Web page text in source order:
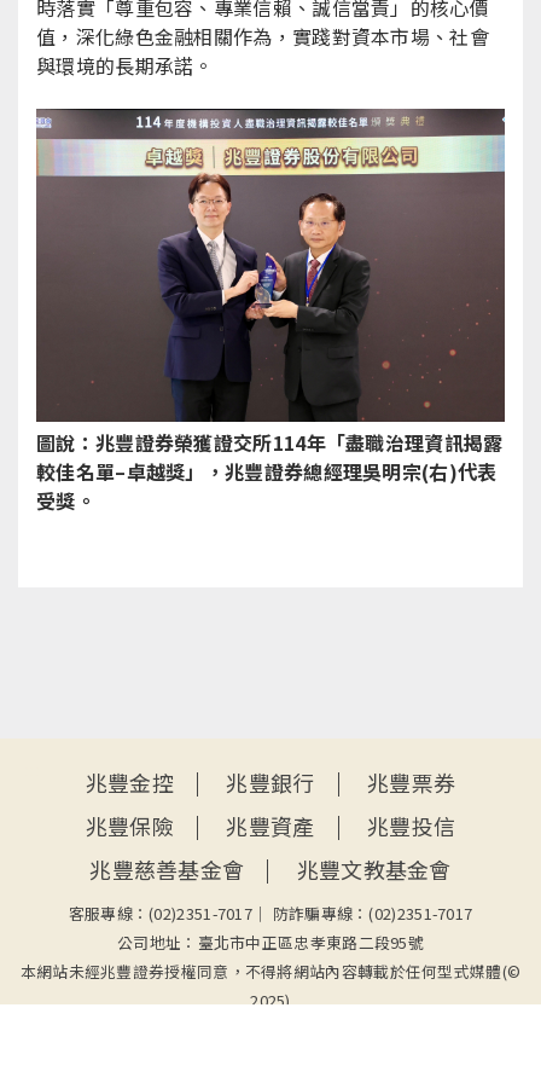
時落實「尊重包容、專業信賴、誠信當責」的核心價
值，深化綠色金融相關作為，實踐對資本市場、社會
與環境的長期承諾。
圖說：兆豐證券榮獲證交所114年「盡職治理資訊揭露
較佳名單–卓越獎」 ，兆豐證券總經理吳明宗(右)代表
受獎。
兆豐金控 兆豐銀行
兆豐票券
兆豐保險
兆豐資產
兆豐投信
兆豐慈善基金會
兆豐文教基金會
客服專線：(02)2351-7017
防詐騙專線：(02)2351-7017
公司地址：臺北市中正區忠孝東路二段95號
本網站未經兆豐證券授權同意，不得將網站內容轉載於任何型式媒體(©
2025)